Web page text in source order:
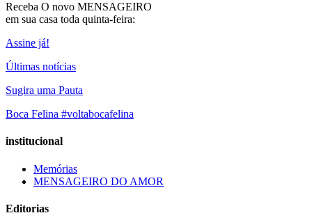
Receba O novo MENSAGEIRO
em sua casa toda quinta-feira:
Assine já!
Últimas notícias
Sugira uma Pauta
Boca Felina #voltabocafelina
institucional
Memórias
MENSAGEIRO DO AMOR
Editorias